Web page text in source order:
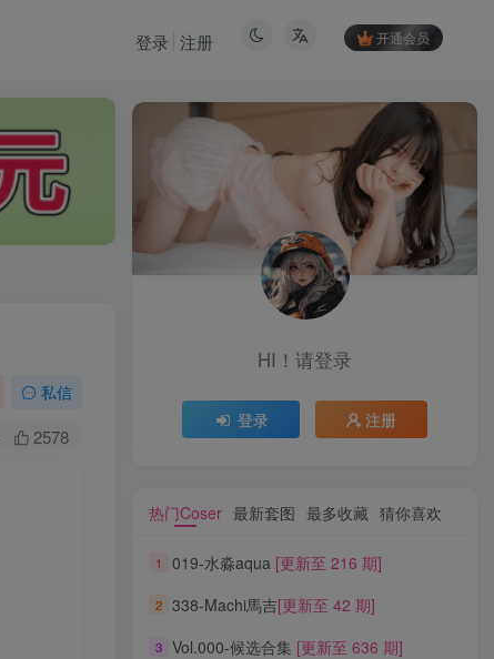
开通会员
登录 注册
私信
2578
HI！请登录
登录 注册
热门Coser 最新套图 最多收藏 猜你喜欢
1 019-水淼aqua [更新至 216 期]
2 338-Machi馬吉[更新至 42 期]
3 Vol.000-候选合集 [更新至 636 期]
HI！请登录
登录 注册
热门Coser 最新套图 最多收藏 猜你喜欢
1 019-水淼aqua [更新至 216 期]
2 338-Machi馬吉[更新至 42 期]
3 Vol.000-候选合集 [更新至 636 期]